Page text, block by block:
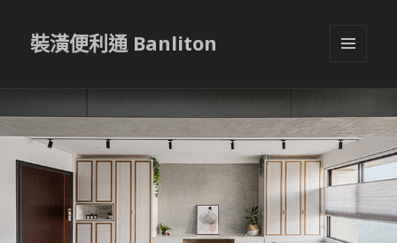
裝潢便利通 Banliton
小工具